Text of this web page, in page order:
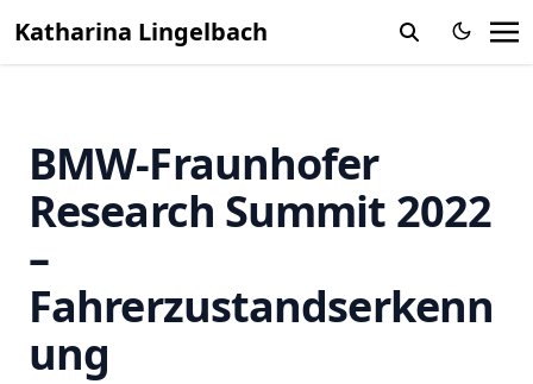
Katharina Lingelbach
BMW-Fraunhofer
Research Summit 2022
–
Fahrerzustandserkenn
ung